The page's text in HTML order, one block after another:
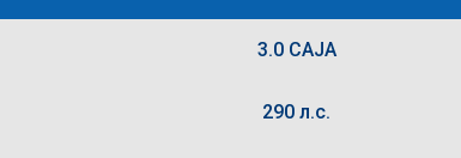
3.0 CAJA
290 л.с.